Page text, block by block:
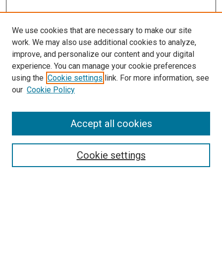
We use cookies that are necessary to make our site
work. We may also use additional cookies to analyze,
improve, and personalize our content and your digital
experience. You can manage your cookie preferences
using the Cookie settings link. For more information, see
our Cookie Policy
Cookie settings
Accept all cookies